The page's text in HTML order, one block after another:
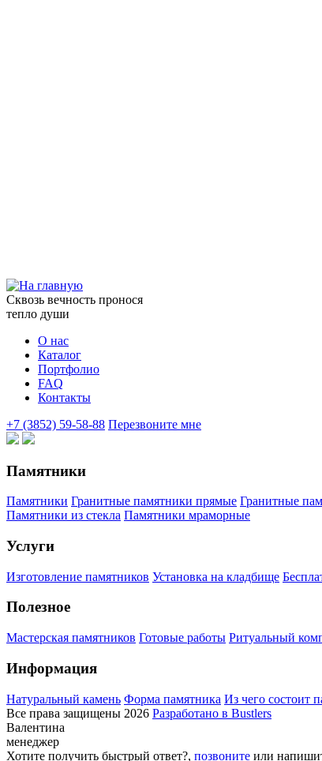
Сквозь вечность пронося
тепло души
О нас
Каталог
Портфолио
FAQ
Контакты
+7 (3852) 59-58-88 Перезвоните мне
Памятники
Памятники Гранитные памятники прямые Гранитные
Памятники из стекла Памятники мраморные
Услуги
Изготовление памятников Установка на кладбище
Полезное
Мастерская памятников Готовые работы Ритуальный
Информация
Натуральный камень Форма памятника Из чего состоит
Все права защищены 2026 Разработано в Bustlers
Валентина
менеджер
Хотите получить быстрый ответ?, позвоните или